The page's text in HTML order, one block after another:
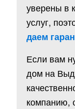
уверены в
услуг,
даем
Если вам
дом на
компанию,